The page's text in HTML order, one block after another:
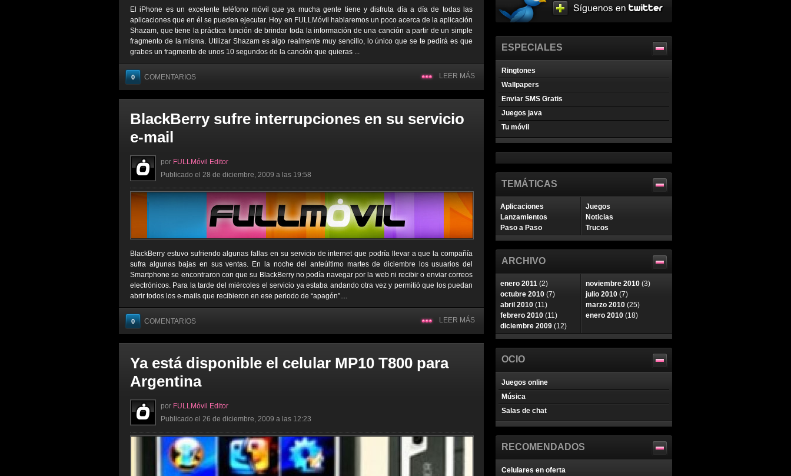
El iPhone es un excelente teléfono móvil que ya mucha gente tiene y disfruta día a día de todas las
aplicaciones que en él se pueden ejecutar. Hoy en FULLMóvil hablaremos un poco acerca de la aplicación
Shazam, que tiene la práctica función de brindar toda la información de una canción a partir de un simple
fragmento de la misma. Utilizar Shazam es algo realmente muy sencillo, lo único que se te pedirá es que
grabes un fragmento de unos 10 segundos de la canción que quieras ...
0 COMENTARIOS LEER MÁS
BlackBerry sufre interrupciones en su servicio
e-mail
por FULLMóvil Editor
Publicado el 28 de diciembre, 2009 a las 19:58
BlackBerry estuvo sufriendo algunas fallas en su servicio de internet que podría llevar a que la compañía
sufra algunas bajas en sus ventas. En la noche del anteúltimo martes de diciembre los usuarios del
Smartphone se encontraron con que su BlackBerry no podía navegar por la web ni recibir o enviar correos
electrónicos. Para la tarde del miércoles el servicio ya estaba andando otra vez y permitió que los puedan
abrir todos los e-mails que recibieron en ese periodo de “apagón”....
0 COMENTARIOS LEER MÁS
Ya está disponible el celular MP10 T800 para
Argentina
por FULLMóvil Editor
Publicado el 26 de diciembre, 2009 a las 12:23
ESPECIALES
Ringtones
Wallpapers
Enviar SMS Gratis
Juegos java
Tu móvil
TEMÁTICAS
Aplicaciones
Juegos
Lanzamientos
Noticias
Paso a Paso
Trucos
ARCHIVO
enero 2011 (2) noviembre 2010 (3)
octubre 2010 (7) julio 2010 (7)
abril 2010 (11) marzo 2010 (25)
febrero 2010 (11) enero 2010 (18)
diciembre 2009 (12)
OCIO
Juegos online
Música
Salas de chat
RECOMENDADOS
Celulares en oferta